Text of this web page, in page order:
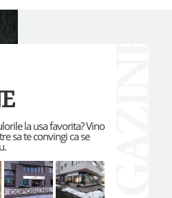
la usa favorita? Vino
sa te convingi ca se